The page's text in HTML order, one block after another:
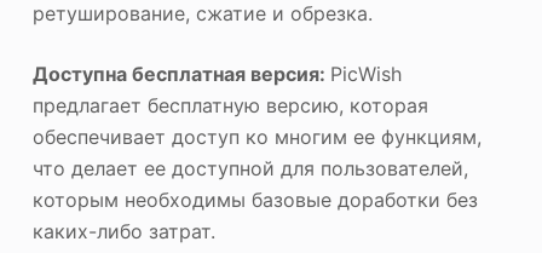
ретуширование, сжатие и обрезка.
Доступна бесплатная версия: PicWish
предлагает бесплатную версию, которая
обеспечивает доступ ко многим ее функциям,
что делает ее доступной для пользователей,
которым необходимы базовые доработки без
каких-либо затрат.